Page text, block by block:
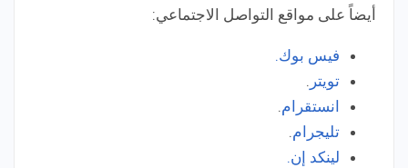
أيضاً على مواقع التواصل الاجتماعي:
فيس بوك.
تويتر .
انستقرام.
تليجرام.
لينكد إن.